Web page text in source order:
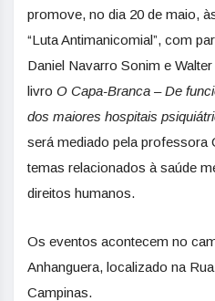
promove, no dia 20 de maio,
“Luta Antimanicomial”, com
Daniel Navarro Sonim e
livro O Capa-Branca – De
dos maiores hospitais
será mediado pela professora
temas relacionados à saúde
direitos humanos.
Os eventos acontecem no
Anhanguera, localizado na
Campinas.